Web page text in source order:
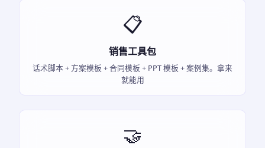
📋
销售工具包
话术脚本 + 方案模板 + 合同模板 + PPT 模板 + 案例集。拿来
就能用
🤝